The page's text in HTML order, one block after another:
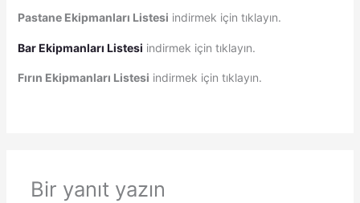
Pastane Ekipmanları Listesi indirmek için tıklayın.
Bar Ekipmanları Listesi indirmek için tıklayın.
Fırın Ekipmanları Listesi indirmek için tıklayın.
Bir yanıt yazın